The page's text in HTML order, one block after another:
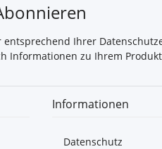
entsprechend Ihrer
Informationen zu Ihrem
Informationen
Datenschutz